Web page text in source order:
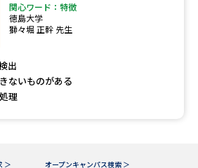
発見
関心ワード：特徴
徳島大学
獅々堀 正幹 先生
出
ないものがある
理
＞ オープンキャンパス検索 ＞